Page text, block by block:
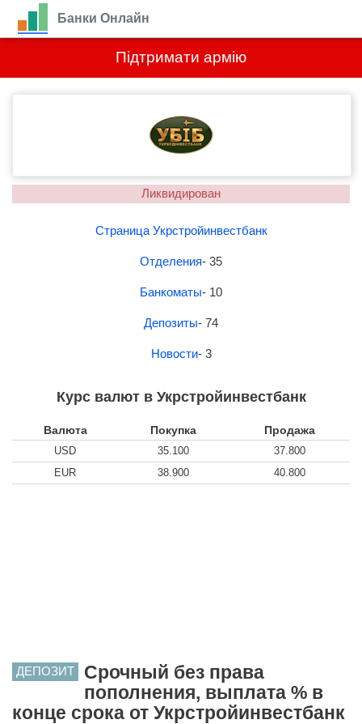
Підтримати армію
Банки Онлайн
Ликвидирован
Страница Укрстройинвестбанк
Отделения- 35
Банкоматы- 10
Депозиты- 74
Новости- 3
Курс валют в Укрстройинвестбанк
Валюта Покупка Продажа
USD 35.100
37.800
EUR
38.900 40.800
ДЕПОЗИТ
Срочный без права
пополнения, выплата % в
конце срока от Укрстройинвестбанк